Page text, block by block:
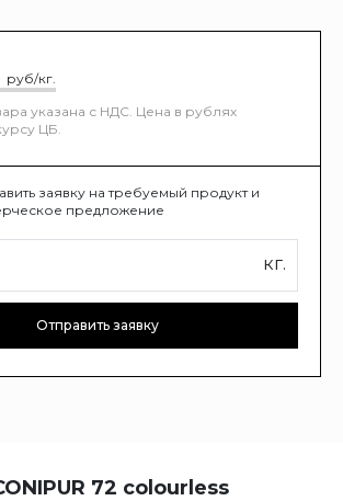
руб/кг.
указана с НДС. Цена в рублях
ЦБ.
заявку на требуемый продукт и
предложение
кг.
Отправить заявку
72 colourless